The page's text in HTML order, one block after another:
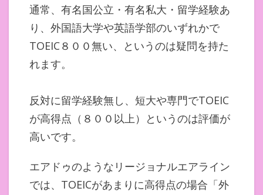
通常、有名国公立・有名私大・留学経験あ
り、外国語大学や英語学部のいずれかで
TOEIC８００無い、というのは疑問を持た
れます。
反対に留学経験無し、短大や専門でTOEIC
が高得点（８００以上）というのは評価が
高いです。
エアドゥのようなリージョナルエアライン
では、TOEICがあまりに高得点の場合「外